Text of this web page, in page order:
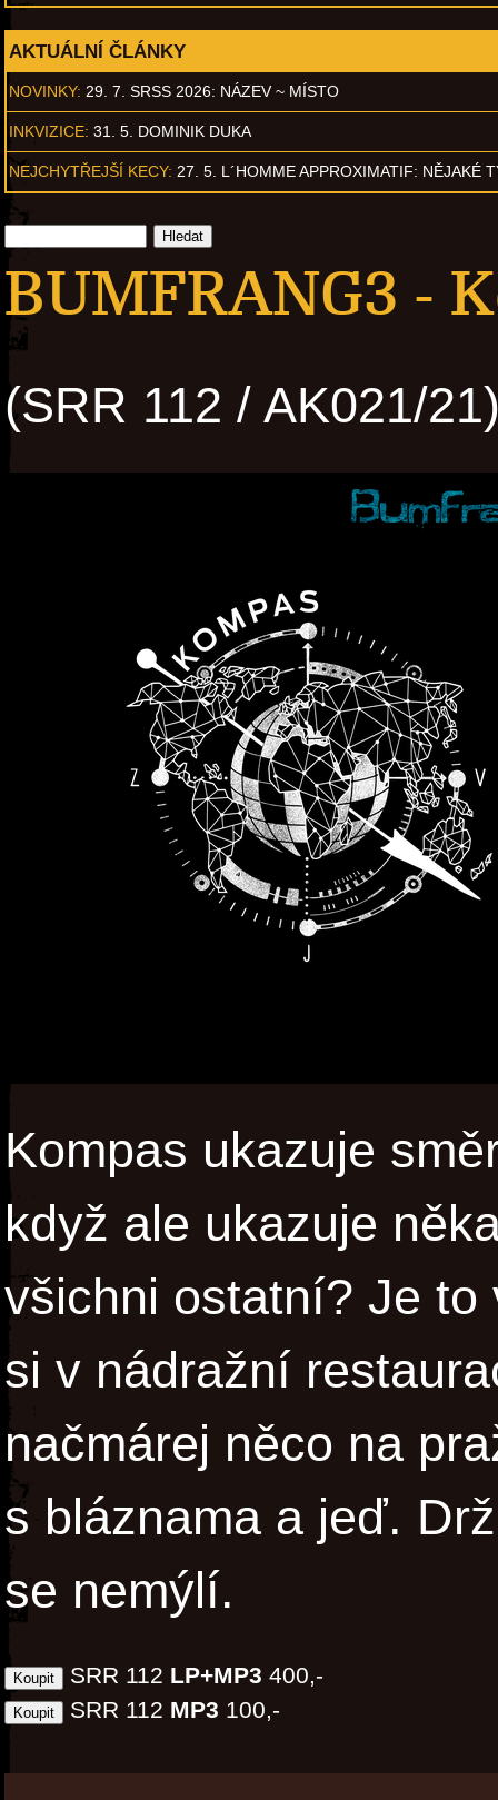
AKTUÁLNÍ ČLÁNKY
NOVINKY: 29. 7. SRSS 2026: NÁZEV ~ MÍSTO
INKVIZICE: 31. 5. DOMINIK DUKA
NEJCHYTŘEJŠÍ KECY: 27. 5. L´HOMME APPROXIMATIF: NĚJAKÉ
BUMFRANG3 -
(SRR 112 / AK021/
Kompas ukazuje
když ale ukazuje
všichni ostatní? Je to
si v nádražní
načmárej něco na
s bláznama a jeď.
se nemýlí.
SRR 112 LP+MP3 400,-
SRR 112 MP3 100,-